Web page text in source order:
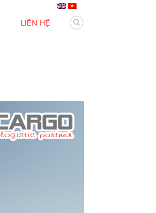
LIÊN HỆ